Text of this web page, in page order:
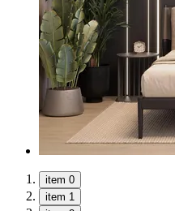
item 0
item 1